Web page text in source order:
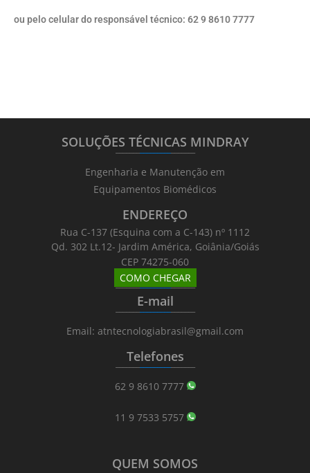
ou pelo celular do responsável técnico: 62 9 8610 7777
SOLUÇÕES TÉCNICAS MINDRAY
_______________________
Engenharia e Manutenção em
Equipamentos Biomédicos
ENDEREÇO
Rua C-137 (Esquina com a C-143) nº 1112
Qd. 302 Lt.12- Jardim América, Goiânia/Goiás
CEP 74275-060
COMO CHEGAR
_______________________
E-mail
_______________________
Email: atntecnologiabrasil@gmail.com
Telefones
_______________________
62 9 8610 7777
11 9 7533 5757
QUEM SOMOS
_______________________